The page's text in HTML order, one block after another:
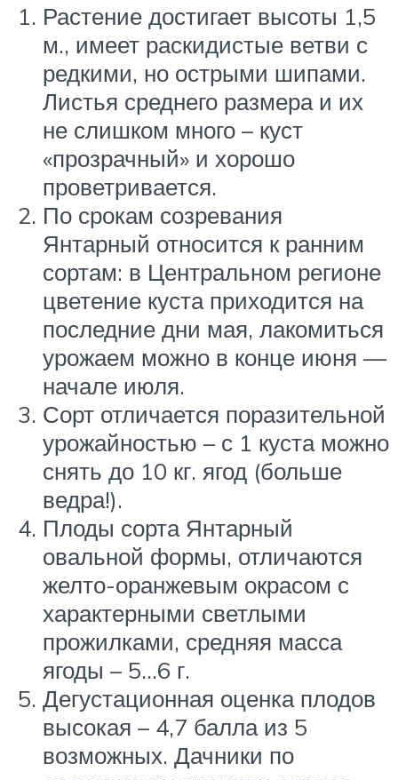
Растение достигает высоты 1,5
м., имеет раскидистые ветви с
редкими, но острыми шипами.
Листья среднего размера и их
не слишком много – куст
«прозрачный» и хорошо
проветривается.
По срокам созревания
Янтарный относится к ранним
сортам: в Центральном регионе
цветение куста приходится на
последние дни мая, лакомиться
урожаем можно в конце июня —
начале июля.
Сорт отличается поразительной
урожайностью – с 1 куста можно
снять до 10 кг. ягод (больше
ведра!).
Плоды сорта Янтарный
овальной формы, отличаются
желто-оранжевым окрасом с
характерными светлыми
прожилками, средняя масса
ягоды – 5…6 г.
Дегустационная оценка плодов
высокая – 4,7 балла из 5
возможных. Дачники по